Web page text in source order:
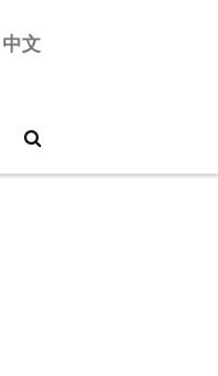
中文